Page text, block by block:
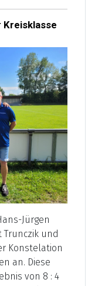
Jürgen
Trunczik und
Konstelation
an. Diese
von 8 : 4